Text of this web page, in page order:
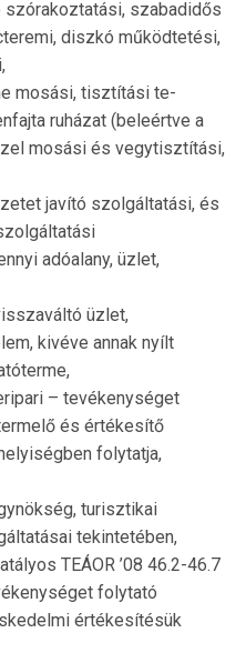
szórakoztatási, sza­badidős
diszkó működtetési,
mosási, tisztítási te­
ruházat (beleértve a
mo­sási és vegytisztítási,
javító szolgáltatási, és
adóalany, üzlet,
üzlet,
kivéve annak nyílt
– tevé­keny­séget
és értékesítő
folytatja,
turisztikai
tekinte­tében,
TEÁOR ’08 46.2-46.7
folytató
értéke­sí­té­sük